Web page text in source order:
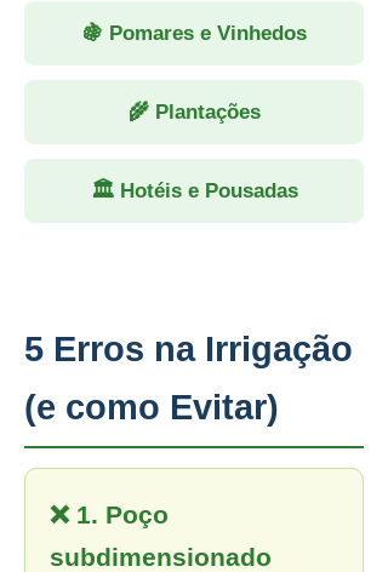
🍇 Pomares e Vinhedos
🌾 Plantações
🏛 Hotéis e Pousadas
5 Erros na Irrigação
(e como Evitar)
❌ 1. Poço
subdimensionado